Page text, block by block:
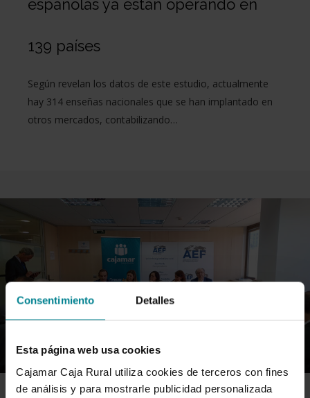
Consentimiento Detalles
Esta página web usa cookies
Cajamar Caja Rural utiliza cookies de terceros con fines
de análisis y para mostrarle publicidad personalizada
españolas ya están operando en
139 países
Según revelan los datos de este estudio, actualmente
hay 314 enseñas nacionales que se han implantado en
otros mercados, contabilizando…